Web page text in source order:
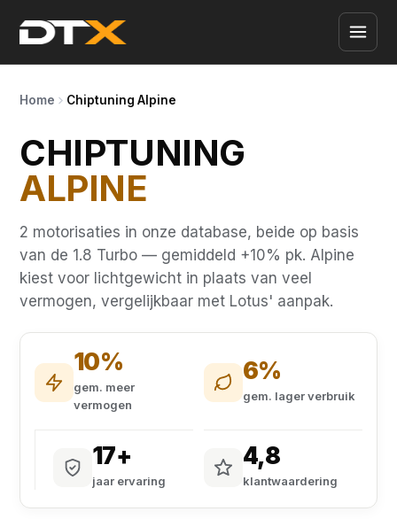
Home Chiptuning Alpine
CHIPTUNING
ALPINE
2 motorisaties in onze database, beide op basis
van de 1.8 Turbo — gemiddeld +10% pk. Alpine
kiest voor lichtgewicht in plaats van veel
vermogen, vergelijkbaar met Lotus' aanpak.
10%
gem. meer
vermogen
6%
gem. lager verbruik
17+
jaar ervaring
4,8
klantwaardering